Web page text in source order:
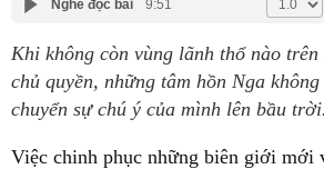
Nghe đọc bài 9:51
Khi không còn vùng lãnh thổ nào
chủ quyền, những tâm hồn Nga
chuyển sự chú ý của mình lên bầu trời.
Việc chinh phục những biên giới mới